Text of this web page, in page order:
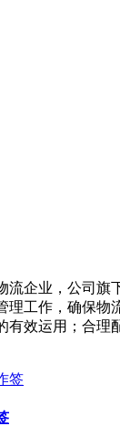
流企业，公司
工作，确保
有效运用；合理